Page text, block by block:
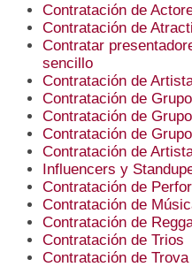
Contratación de
Contratación de
Contratar
sencillo
Contratación de
Contratación de
Contratación de
Contratación de
Contratación de
Influencers y
Contratación de
Contratación de
Contratación de
Contratación de Trios
Contratación de Trova